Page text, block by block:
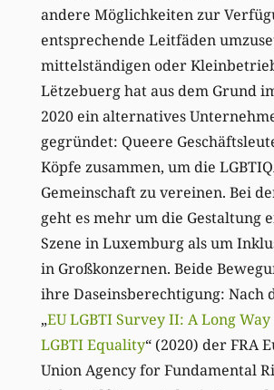
andere Möglichkeiten zur
entsprechende Leitfäden
mittelständigen oder
Lëtzebuerg hat aus dem Grund
2020 ein alternatives
gegründet: Queere
Köpfe zusammen, um die
Gemeinschaftzu vereinen. Bei
geht es mehr um die Gestaltung
Szene in Luxemburg als um
in Großkonzernen. Beide
ihre Daseinsberechtigung: Nach
„EU LGBTI Survey II: A Long
LGBTI Equality“ (2020) der FRA
Union Agency for Fundamental